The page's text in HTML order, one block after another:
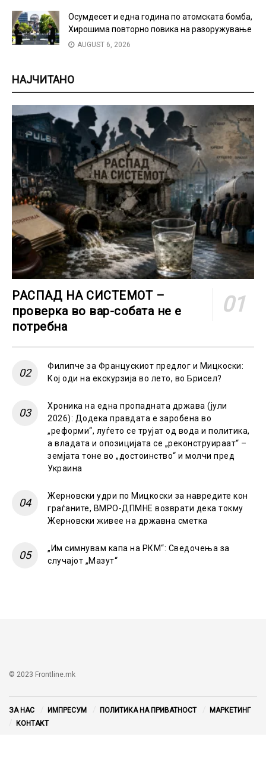
Осумдесет и една година по атомската бомба,
Хирошима повторно повика на разоружување
AUGUST 6, 2026
НАЈЧИТАНО
РАСПАД НА СИСТЕМОТ –
проверка во вар-собата не е
потребна
Филипче за Францускиот предлог и Мицкоски:
Кој оди на екскурзија во лето, во Брисел?
Хроника на една пропадната држава (јули
2026): Додека правдата е заробена во
„реформи“, луѓето се трујат од вода и политика,
а владата и опозицијата се „реконструираат“ –
земјата тоне во „достоинство“ и молчи пред
Украина
Жерновски удри по Мицкоски за навредите кон
граѓаните, ВМРО-ДПМНЕ возврати дека токму
Жерновски живее на државна сметка
„Им симнувам капа на РКМ“: Сведочења за
случајот „Мазут“
© 2023 Frontline.mk
ЗА НАС ИМПРЕСУМ ПОЛИТИКА НА ПРИВАТНОСТ
МАРКЕТИНГ
КОНТАКТ